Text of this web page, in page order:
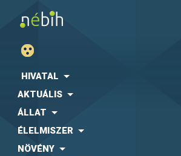
HIVATAL
AKTUÁLIS
ÁLLAT
ÉLELMISZER
NÖVÉNY